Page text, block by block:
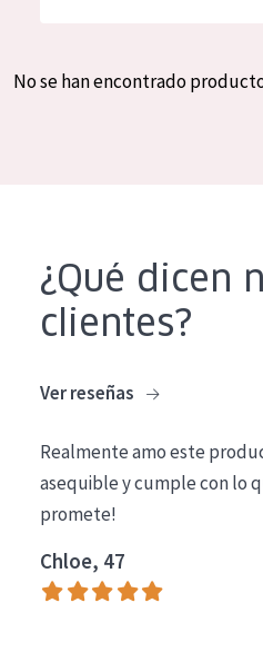
Crema de día
Crema de noche
Limpieza
COLECCIÓN
Essentials
Lift+
Spanish
No se han encontrado
¿Qué dicen
clientes?
Ver reseñas
Realmente amo este
asequible y cumple con lo
promete!
Chloe, 47